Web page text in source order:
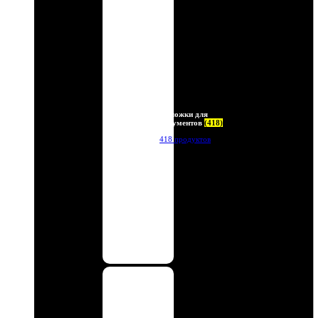
Обложки для
документов (418)
418 продуктов